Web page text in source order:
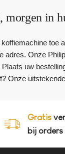
morgen in
toe
adres. Onze
uw
Onze
Gratis
bij